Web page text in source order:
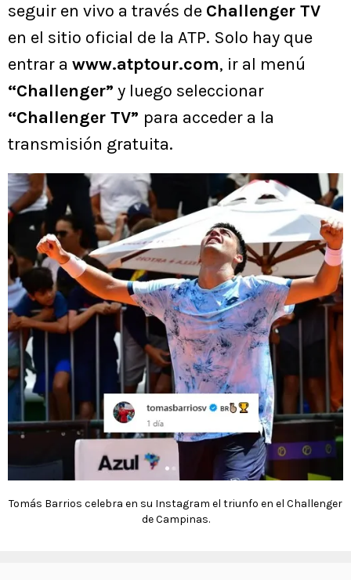
seguir en vivo a través de Challenger TV
en el sitio oficial de la ATP. Solo hay que
entrar a www.atptour.com, ir al menú
“Challenger” y luego seleccionar
“Challenger TV” para acceder a la
transmisión gratuita.
Tomás Barrios celebra en su Instagram el triunfo en el Challenger
de Campinas.